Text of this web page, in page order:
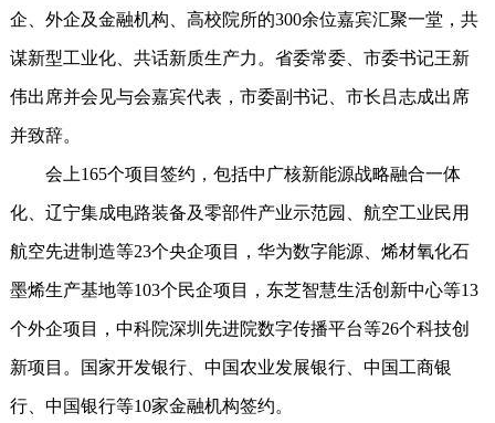
企、外企及金融机构、高校院所的300余位嘉宾汇聚一堂，共
谋新型工业化、共话新质生产力。省委常委、市委书记王新
伟出席并会见与会嘉宾代表，市委副书记、市长吕志成出席
并致辞。
会上165个项目签约，包括中广核新能源战略融合一体
化、辽宁集成电路装备及零部件产业示范园、航空工业民用
航空先进制造等23个央企项目，华为数字能源、烯材氧化石
墨烯生产基地等103个民企项目，东芝智慧生活创新中心等13
个外企项目，中科院深圳先进院数字传播平台等26个科技创
新项目。国家开发银行、中国农业发展银行、中国工商银
行、中国银行等10家金融机构签约。